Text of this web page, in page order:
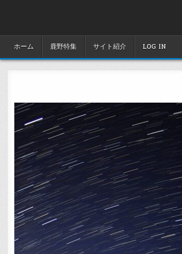
ホーム 鹿野特集 サイト紹介 LOG IN